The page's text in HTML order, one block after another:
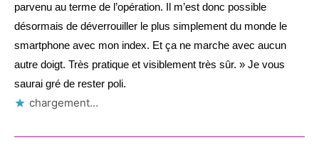
parvenu au terme de l’opération. Il m’est donc possible
désormais de déverrouiller le plus simplement du monde le
smartphone avec mon index. Et ça ne marche avec aucun
autre doigt. Très pratique et visiblement très sûr. » Je vous
saurai gré de rester poli.
chargement…